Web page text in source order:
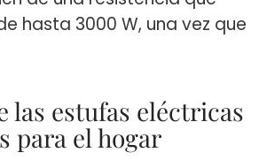
hasta 3000 W, una vez que
las estufas eléctricas
para el hogar